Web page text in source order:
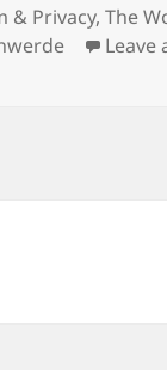
& Privacy,The
Leave